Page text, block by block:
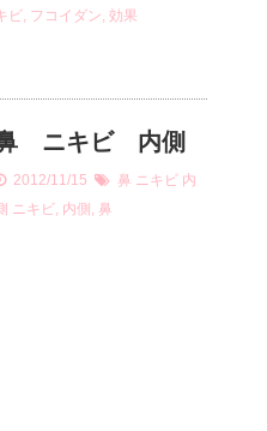
ビ, フコイダン, 効果
ニキビ 内側
2012/11/15
鼻 ニキビ 内
ニキビ, 内側 , 鼻